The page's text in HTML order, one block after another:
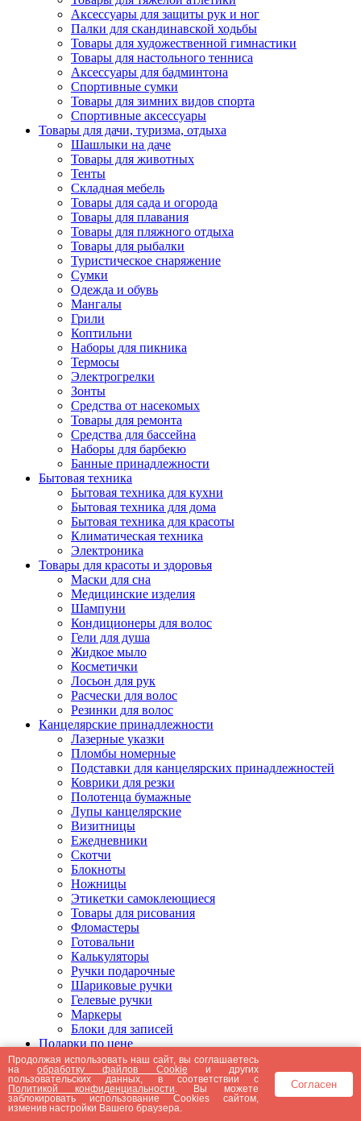
Аксессуары для защиты рук и ног
Палки для скандинавской ходьбы
Товары для художественной гимнастики
Товары для настольного тенниса
Аксессуары для бадминтона
Спортивные сумки
Товары для зимних видов спорта
Спортивные аксессуары
Товары для дачи, туризма, отдыха
Шашлыки на даче
Товары для животных
Тенты
Складная мебель
Товары для сада и огорода
Товары для плавания
Товары для пляжного отдыха
Товары для рыбалки
Туристическое снаряжение
Сумки
Одежда и обувь
Мангалы
Грили
Коптильни
Наборы для пикника
Термосы
Электрогрелки
Зонты
Средства от насекомых
Товары для ремонта
Средства для бассейна
Наборы для барбекю
Банные принадлежности
Бытовая техника
Бытовая техника для кухни
Бытовая техника для дома
Бытовая техника для красоты
Климатическая техника
Электроника
Товары для красоты и здоровья
Маски для сна
Медицинские изделия
Шампуни
Кондиционеры для волос
Гели для душа
Жидкое мыло
Косметички
Лосьон для рук
Расчески для волос
Резинки для волос
Канцелярские принадлежности
Лазерные указки
Пломбы номерные
Подставки для канцелярских принадлежностей
Коврики для резки
Полотенца бумажные
Лупы канцелярские
Визитницы
Ежедневники
Скотчи
Блокноты
Ножницы
Этикетки самоклеющиеся
Товары для рисования
Фломастеры
Готовальни
Калькуляторы
Ручки подарочные
Шариковые ручки
Гелевые ручки
Маркеры
Блоки для записей
Подарки по цене
Подарки от 5000 рублей
Подарки до 5000 рублей
Подарки до 3000 рублей
Подарки до 2000 рублей
Подарки до 1000 рублей
Продолжая использовать наш сайт, вы соглашаетесь
наобработку файлов Cookie и других
пользовательских данных, в соответствии с
Политикой конфиденциальности . Вы можете
заблокировать использование Cookies сайтом,
изменив настройки Вашего браузера.
Согласен